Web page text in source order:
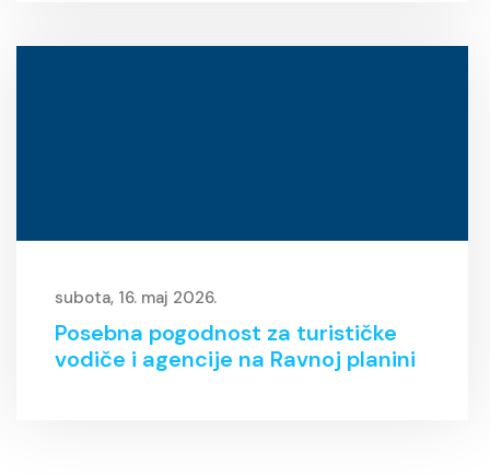
subota, 16. maj 2026.
Posebna pogodnost za turističke
vodiče i agencije na Ravnoj planini